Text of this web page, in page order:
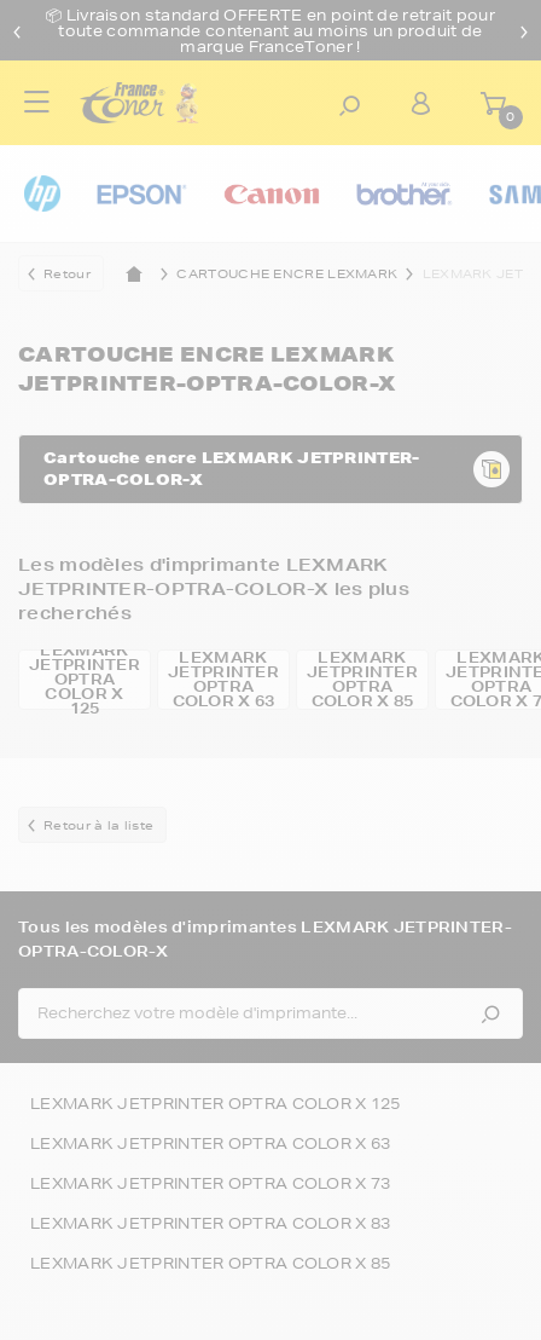
📦 Livraison standard OFFERTE en point de retrait pour
toute commande contenant au moins un produit de
marque FranceToner !
0
Retour CARTOUCHE ENCRE LEXMARK LEXMARK
CARTOUCHE ENCRE LEXMARK
JETPRINTER-OPTRA-COLOR-X
Cartouche encre LEXMARK JETPRINTER-
OPTRA-COLOR-X
Les modèles d'imprimante LEXMARK
JETPRINTER-OPTRA-COLOR-X les plus
recherchés
LEXMARK
JETPRINTER
OPTRA
COLOR X
125
LEXMARK
JETPRINTER
OPTRA
COLOR X 63
LEXMARK
JETPRINTER
OPTRA
COLOR X 85
OPTRA
COLOR X
Retour à la liste
Tous les modèles d'imprimantes LEXMARK JETPRINTER-
OPTRA-COLOR-X
LEXMARK JETPRINTER OPTRA COLOR X 125
LEXMARK JETPRINTER OPTRA COLOR X 63
LEXMARK JETPRINTER OPTRA COLOR X 73
LEXMARK JETPRINTER OPTRA COLOR X 83
LEXMARK JETPRINTER OPTRA COLOR X 85